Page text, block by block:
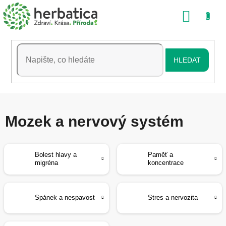
Přejít
na
obsah
HLEDAT
Mozek a nervový systém
Bolest hlavy a
migréna
Paměť a
koncentrace
Spánek a nespavost Stres a nervozita